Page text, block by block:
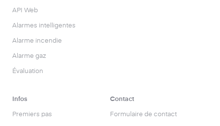
API Web
Alarmes intelligentes
Alarme incendie
Alarme gaz
Évaluation
Infos
Premiers pas
Contact
Formulaire de contact